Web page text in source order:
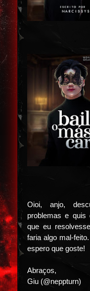
Oioi, anjo,
problemas e quis
que eu
faria algo mal-
espero que goste!
Abraços,
Giu (@neppturn)